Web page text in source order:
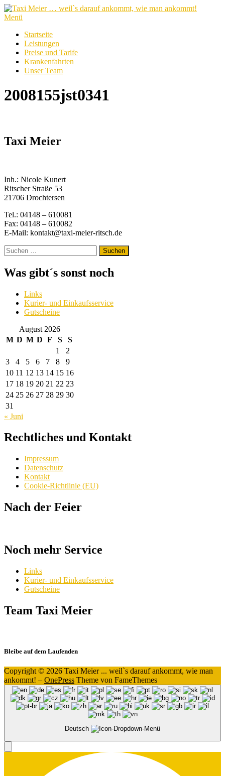
Zum
Inhalt
Menü
Startseite
Leistungen
Preise und Tarife
Krankenfahrten
Unser Team
2008155jst0341
Taxi Meier
Inh.: Nicole Kunert
Ritscher Straße 53
21706 Drochtersen
Tel.: 04148 – 610081
Fax: 04148 – 610082
E-Mail: kontakt@taxi-meier-ritsch.de
Suchen
nach:
Was gibt´s sonst noch
Links
Kurier- und Einkaufsservice
Gutscheine
August 2026
M D M D F S
S
1
2
3
4 5 6 7 8
9
10 11 12 13 14 15 16
17 18 19 20 21 22 23
24 25 26 27 28 29 30
31
« Juni
Rechtliches und Kontakt
Impressum
Datenschutz
Kontakt
Cookie-Richtlinie (EU)
Nach der Feier
Noch mehr Service
Links
Kurier- und Einkaufsservice
Gutscheine
Team Taxi Meier
Bleibe auf dem Laufenden
Copyright © 2026 Taxi Meier ... weil`s darauf ankommt, wie man
ankommt! – OnePress Theme von FameThemes
Deutsch